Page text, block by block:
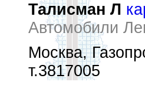
Талисман Л
Автомобили
Москва,
т.3817005